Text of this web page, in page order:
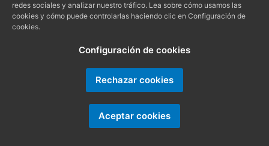
ALQUILER | CHALET EN OTRAS ZONAS DE
CHICLANA
Precioso chalet independiente y pequeño
apartamento situado a 5 km. aproximadamente
de la Playa de la Barrosa en una amplia parcela
de 2000 metros cuadrados, con piscina privada
se distribuye todo en planta baja y cuenta con un
amplio y luminoso salón con aire acondicionado;
redes sociales y analizar nuestro tráfico. Lea sobre cómo usamos las
cookies y cómo puede controlarlas haciendo clic en Configuración de
cookies.
Configuración de cookies
Rechazar cookies
Aceptar cookies